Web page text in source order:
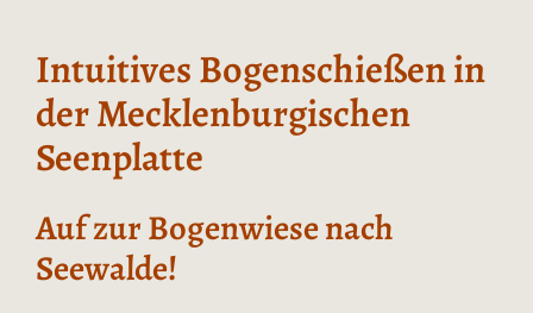
Intuitives Bogenschießen in
der Mecklenburgischen
Seenplatte
Auf zur Bogenwiese nach
Seewalde!